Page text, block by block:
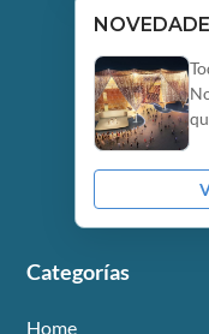
Categorías
Home